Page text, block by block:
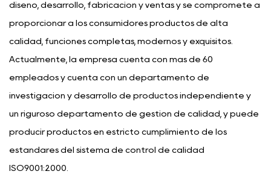
diseño, desarrollo, fabricación y ventas y se compromete a
proporcionar a los consumidores productos de alta
calidad, funciones completas, modernos y exquisitos.
Actualmente, la empresa cuenta con más de 60
empleados y cuenta con un departamento de
investigación y desarrollo de productos independiente y
un riguroso departamento de gestión de calidad, y puede
producir productos en estricto cumplimiento de los
estándares del sistema de control de calidad
ISO9001:2000.